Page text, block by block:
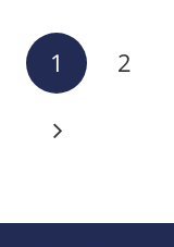
1 2